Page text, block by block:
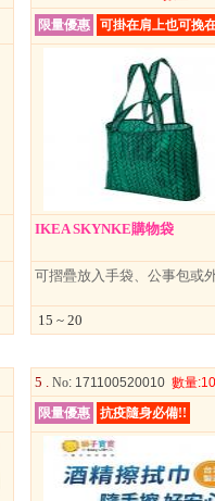
限量優惠
可掛在肩上也可挽
IKEA SKYNKE購物袋
可摺疊放入手袋、公事包或
15 ~ 20
5 . No: 171100520010 數量:10
限量優惠
抗疫隨身必備!!